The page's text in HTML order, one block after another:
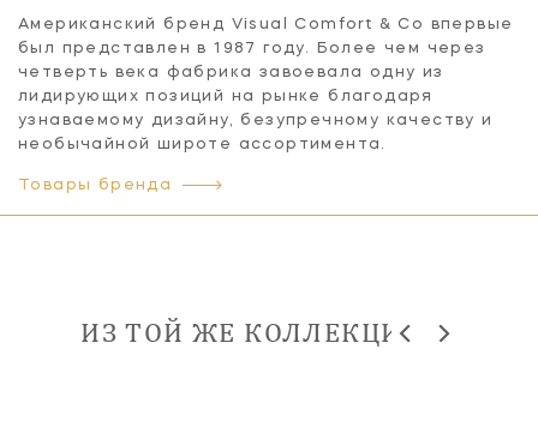
Американский бренд Visual Comfort & Co впервые
был представлен в 1987 году. Более чем через
четверть века фабрика завоевала одну из
лидирующих позиций на рынке благодаря
узнаваемому дизайну, безупречному качеству и
необычайной широте ассортимента.
Товары бренда
ИЗ ТОЙ ЖЕ КОЛЛЕКЦИИ